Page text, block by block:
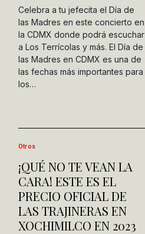
Celebra a tu jefecita el Día de
las Madres en este concierto en
la CDMX donde podrá escuchar
a Los Terrícolas y más. El Día de
las Madres en CDMX es una de
las fechas más importantes para
los…
Otros
¡QUÉ NO TE VEAN LA
CARA! ESTE ES EL
PRECIO OFICIAL DE
LAS TRAJINERAS EN
XOCHIMILCO EN 2023